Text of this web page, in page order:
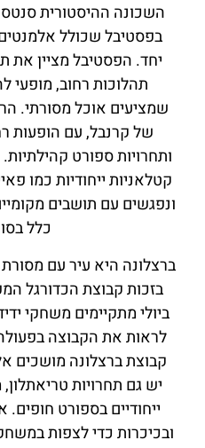
השכונה ההיסטורית
בפסטיבל שכולל אלמנטים
יחד. הפסטיבל מציין את
תהלוכות רחוב, מופעי
שמציעים אוכל מסורתי.
של קרנבל, עם הופעות
ותחרויות ספורט
קטלאניות ייחודיות כמו
ונפגשים עם תושבים
כלל
ברצלונה היא עיר עם
ביולי מתקיימים משחקי
לראות את הקבוצה
קבוצת ברצלונה מושכים
יש גם תחרויות טריאתלון,
ייחודיים בספורט
ובכיכרות כדי לצפות